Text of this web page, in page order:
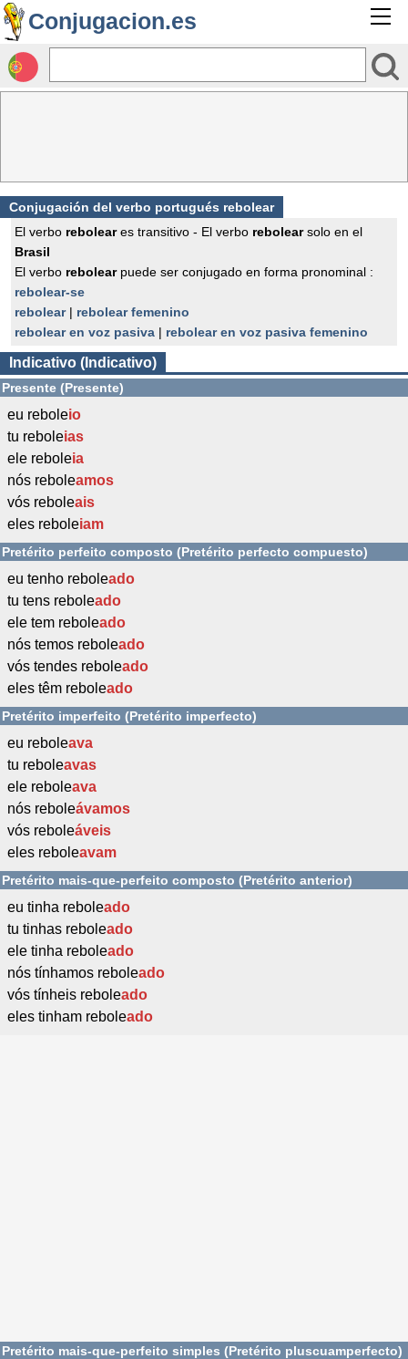
Conjugacion.es
Conjugación del verbo portugués rebolear
El verbo reboleares transitivo - El verbo rebolearsolo en el
Brasil
El verbo rebolearpuede ser conjugado en forma pronominal :
rebolear-se
rebolear| rebolear femenino
rebolear en voz pasiva | rebolear en voz pasiva femenino
Indicativo (Indicativo)
Presente (Presente)
eu reboleio
tu reboleias
ele reboleia
nós reboleamos
vós reboleais
eles reboleiam
Pretérito perfeito composto (Pretérito perfecto compuesto)
eu tenho reboleado
tu tens reboleado
ele tem reboleado
nós temos reboleado
vós tendes reboleado
eles têm reboleado
Pretérito imperfeito (Pretérito imperfecto)
eu reboleava
tu reboleavas
ele reboleava
nós reboleávamos
vós reboleáveis
eles reboleavam
Pretérito mais-que-perfeito composto (Pretérito anterior)
eu tinha reboleado
tu tinhas reboleado
ele tinha reboleado
nós tínhamos reboleado
vós tínheis reboleado
eles tinham reboleado
Pretérito mais-que-perfeito simples (Pretérito pluscuamperfecto)